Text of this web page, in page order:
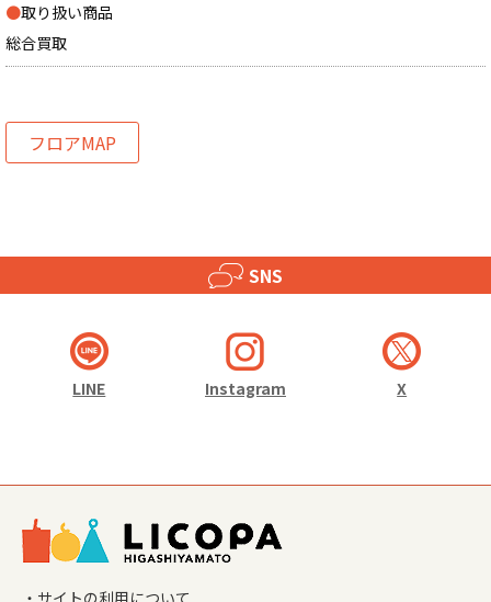
●取り扱い商品
総合買取
フロアMAP
SNS
LINE Instagram X
・サイトの利用について